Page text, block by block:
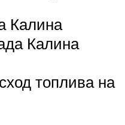
Калина
Калина
топлива на